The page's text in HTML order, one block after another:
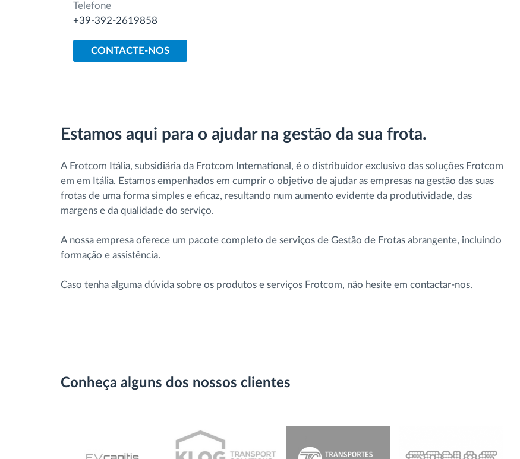
Gestão de Combustível
Planeamento e monitorização de rotas
Identificação automática de
Ver todas as funcionalidades
Telefone
+39-392-2619858
CONTACTE-NOS
Estamos aqui para o ajudar na gestão da sua frota.
A Frotcom Itália, subsidiária da Frotcom International, é o distribuidor exclusivo das soluções Frotcom
em em Itália. Estamos empenhados em cumprir o objetivo de ajudar as empresas na gestão das suas
frotas de uma forma simples e eficaz, resultando num aumento evidente da produtividade, das
margens e da qualidade do serviço.
A nossa empresa oferece um pacote completo de serviços de Gestão de Frotas abrangente, incluindo
formação e assistência.
Caso tenha alguma dúvida sobre os produtos e serviços Frotcom, não hesite em contactar-nos.
Conheça alguns dos nossos clientes